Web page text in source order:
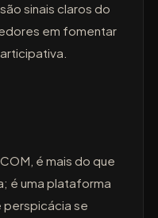
sinais claros do
em fomentar
é mais do que
é uma plataforma
perspicácia se